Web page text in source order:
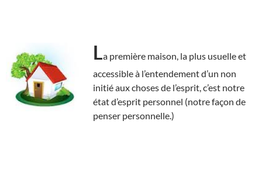
La première maison, la plus usuelle et
accessible à l’entendement d’un non
initié aux choses de l’esprit, c’est notre
état d’esprit personnel (notre façon de
penser personnelle.)